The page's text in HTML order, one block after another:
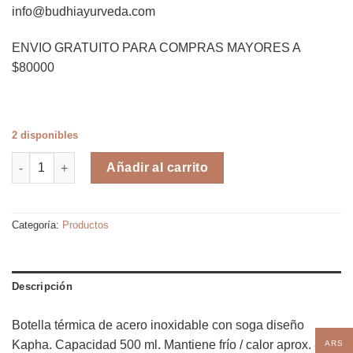
info@budhiayurveda.com
ENVIO GRATUITO PARA COMPRAS MAYORES A
$80000
2 disponibles
Botella térmica con soga Kapha cantidad
Añadir al carrito
Categoría: Productos
Descripción
Botella térmica de acero inoxidable con soga diseño
Kapha. Capacidad 500 ml. Mantiene frío / calor aprox. 8
ARS